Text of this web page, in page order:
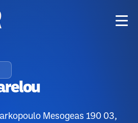
Mesogeas 190 03,